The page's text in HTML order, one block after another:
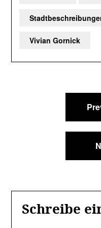
Vivian Gornick
Schreibe